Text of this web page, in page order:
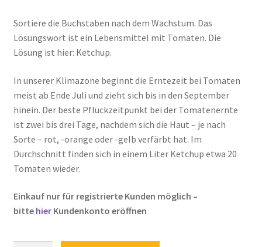
Warenkorb
Widerrufsbelehrung
Zahlungsarten
Sortiere die Buchstaben nach dem Wachstum. Das
Lösungswort ist ein Lebensmittel mit Tomaten. Die
Lösung ist hier: Ketchup.
In unserer Klimazone beginnt die Erntezeit bei Tomaten
meist ab Ende Juli und zieht sich bis in den September
hinein. Der beste Pflückzeitpunkt bei der Tomatenernte
ist zwei bis drei Tage, nachdem sich die Haut – je nach
Sorte – rot, -orange oder -gelb verfärbt hat. Im
Durchschnitt finden sich in einem Liter Ketchup etwa 20
Tomaten wieder.
Einkauf nur für registrierte Kunden möglich –
bitte hierKundenkonto eröffnen